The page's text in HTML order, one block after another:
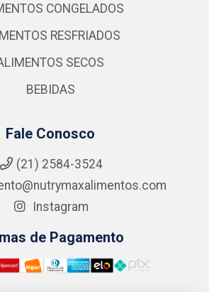
CONGELADOS
RESFRIADOS
SECOS
BEBIDAS
Fale Conosco
(21) 2584-3524
Instagram
de Pagamento